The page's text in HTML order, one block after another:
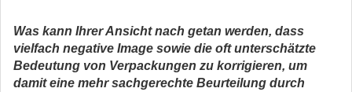
Was kann Ihrer Ansicht nach getan werden, dass
vielfach negative Image sowie die oft unterschätzte
Bedeutung von Verpackungen zu korrigieren, um
damit eine mehr sachgerechte Beurteilung durch